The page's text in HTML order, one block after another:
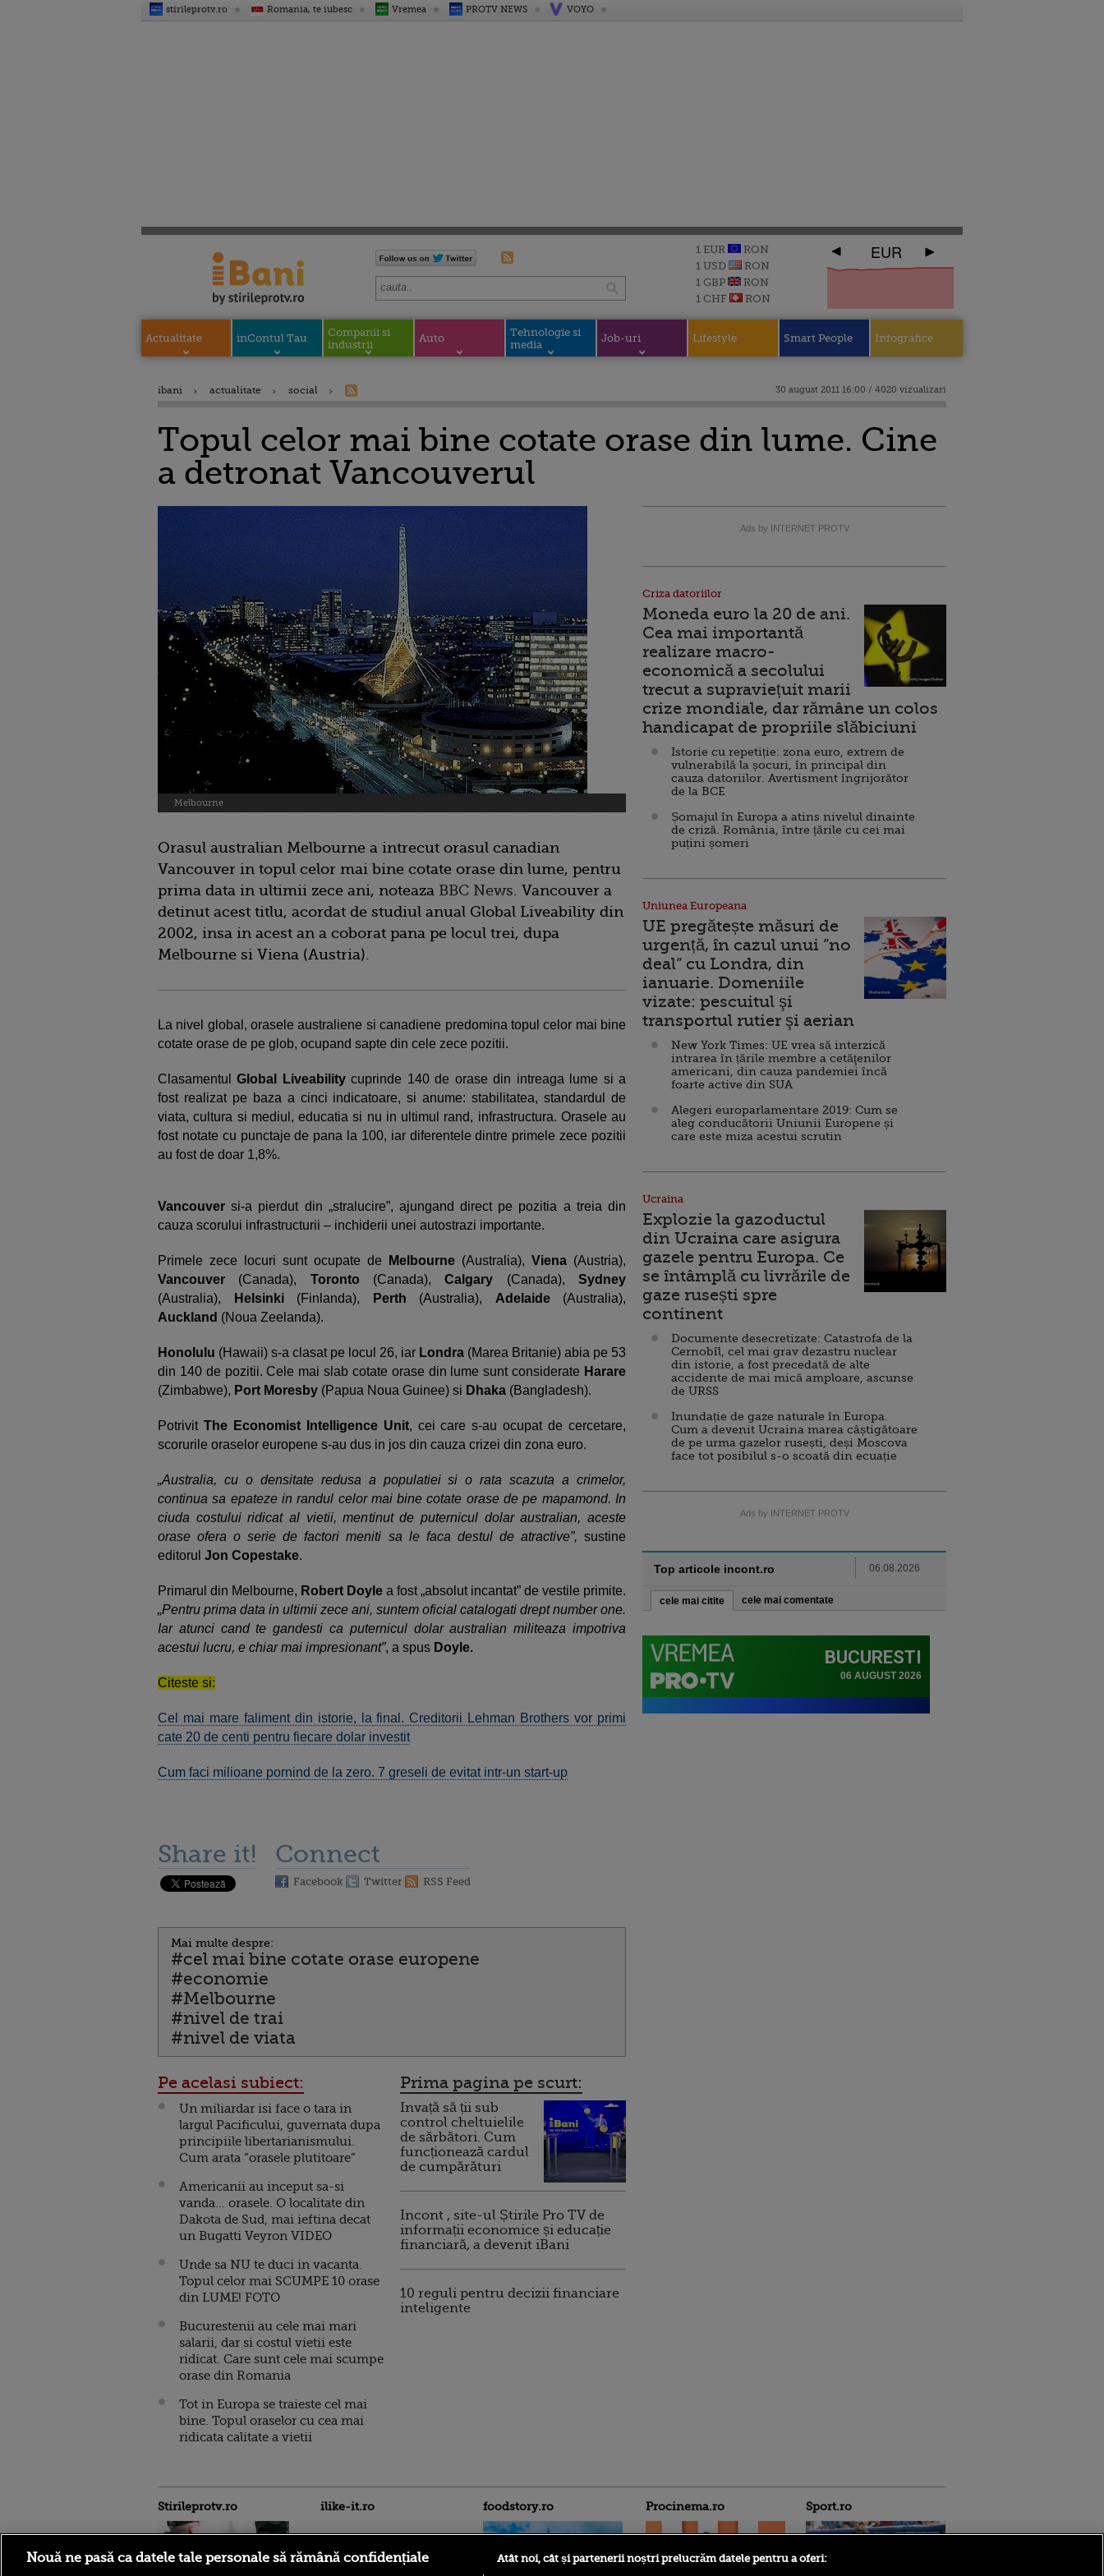
stirileprotv.ro Romania, te iubesc Vremea PROTV NEWS VOYO
1 EUR
RON
1 USD
RON
1 GBP
RON
1 CHF
RON
EUR
Actualitate inContul Tau
Companii si
industrii
Auto
Tehnologie si
media
Job-uri Lifestyle Smart People Infografice
ibani actualitate social 30 august 2011 16:00 / 4020 vizualizari
Topul celor mai bine cotate orase din lume. Cine
a detronat Vancouverul
Melbourne
Orasul australian Melbourne a intrecut orasul canadian
Vancouver in topul celor mai bine cotate orase din lume, pentru
prima data in ultimii zece ani, noteaza BBC News. Vancouver a
detinut acest titlu, acordat de studiul anual Global Liveability din
2002, insa in acest an a coborat pana pe locul trei, dupa
Melbourne si Viena (Austria).
La nivel global, orasele australiene si canadiene predomina topul celor mai bine
cotate orase de pe glob, ocupand sapte din cele zece pozitii.
ClasamentulGlobal Liveabilitycuprinde 140 de orase din intreaga lume si a
fost realizat pe baza a cinci indicatoare, si anume: stabilitatea, standardul de
viata, cultura si mediul, educatia si nu in ultimul rand, infrastructura. Orasele au
fost notate cu punctaje de pana la 100, iar diferentele dintre primele zece pozitii
au fost de doar 1,8%.
Vancouversi-a pierdut din „stralucire”, ajungand direct pe pozitia a treia din
cauza scorului infrastructurii – inchiderii unei autostrazi importante.
Primele zece locuri sunt ocupate de Melbourne (Australia), Viena (Austria),
Vancouver (Canada), Toronto (Canada),Calgary (Canada),Sydney
(Australia), Helsinki (Finlanda), Perth (Australia), Adelaide (Australia),
Auckland (Noua Zeelanda).
Honolulu (Hawaii) s-a clasat pe locul 26, iar Londra (Marea Britanie) abia pe 53
din 140 de pozitii. Cele mai slab cotate orase din lume sunt considerate Harare
(Zimbabwe), Port Moresby (Papua Noua Guinee) si Dhaka (Bangladesh).
PotrivitThe Economist Intelligence Unit, cei care s-au ocupat de cercetare,
scorurile oraselor europene s-au dus in jos din cauza crizei din zona euro.
„Australia, cu o densitate redusa a populatiei si o rata scazuta a crimelor,
continua sa epateze in randul celor mai bine cotate orase de pe mapamond. In
ciuda costului ridicat al vietii, mentinut de puternicul dolar australian, aceste
orase ofera o serie de factori meniti sa le faca destul de atractive”, sustine
editorul Jon Copestake.
Primarul din Melbourne, Robert Doyle a fost „absolut incantat” de vestile primite.
„Pentru prima data in ultimii zece ani, suntem oficial catalogati drept number one.
Iar atunci cand te gandesti ca puternicul dolar australian militeaza impotriva
acestui lucru, e chiar mai impresionant”, a spus Doyle.
Citeste si:
Cel mai mare faliment din istorie, la final. Creditorii Lehman Brothers vor primi
cate 20 de centi pentru fiecare dolar investit
Cum faci milioane pornind de la zero. 7 greseli de evitat intr-un start-up
Share it! Connect
Facebook Twitter RSS Feed
Mai multe despre:
#cel mai bine cotate orase europene
#economie
#Melbourne
#nivel de trai
#nivel de viata
Pe acelasi subiect:
Un miliardar isi face o tara in
largul Pacificului, guvernata dupa
principiile libertarianismului.
Cum arata “orasele plutitoare”
Americanii au inceput sa-si
vanda… orasele. O localitate din
Dakota de Sud, mai ieftina decat
un Bugatti Veyron VIDEO
Unde sa NU te duci in vacanta.
Topul celor mai SCUMPE 10 orase
din LUME! FOTO
Bucurestenii au cele mai mari
salarii, dar si costul vietii este
ridicat. Care sunt cele mai scumpe
orase din Romania
Tot in Europa se traieste cel mai
bine. Topul oraselor cu cea mai
ridicata calitate a vietii
Prima pagina pe scurt:
Invață să ții sub
control cheltuielile
de sărbători. Cum
funcționează cardul
de cumpărături
Incont , site-ul Știrile Pro TV de
informații economice și educație
financiară, a devenit iBani
10 reguli pentru decizii financiare
inteligente
Ads by INTERNET PROTV
Criza datoriilor
Moneda euro la 20 de ani.
Cea mai importantă
realizare macro-
economică a secolului
trecut a supraviețuit marii
crize mondiale, dar rămâne un colos
handicapat de propriile slăbiciuni
Istorie cu repetiție: zona euro, extrem de
vulnerabilă la șocuri, în principal din
cauza datoriilor. Avertisment îngrijorător
de la BCE
Șomajul în Europa a atins nivelul dinainte
de criză. România, între țările cu cei mai
puțini șomeri
Uniunea Europeana
UE pregătește măsuri de
urgență, în cazul unui ”no
deal” cu Londra, din
ianuarie. Domeniile
vizate: pescuitul şi
transportul rutier şi aerian
New York Times: UE vrea să interzică
intrarea în țările membre a cetăţenilor
americani, din cauza pandemiei încă
foarte active din SUA
Alegeri europarlamentare 2019: Cum se
aleg conducătorii Uniunii Europene și
care este miza acestui scrutin
Ucraina
Explozie la gazoductul
din Ucraina care asigura
gazele pentru Europa. Ce
se întâmplă cu livrările de
gaze rusești spre
continent
Documente desecretizate: Catastrofa de la
Cernobîl, cel mai grav dezastru nuclear
din istorie, a fost precedată de alte
accidente de mai mică amploare, ascunse
de URSS
Inundație de gaze naturale în Europa.
Cum a devenit Ucraina marea câștigătoare
de pe urma gazelor rusești, deși Moscova
face tot posibilul s-o scoată din ecuație
Ads by INTERNET PROTV
Top articole incont.ro 06.08.2026
cele mai citite cele mai comentate
Stirileprotv.ro ilike-it.ro foodstory.ro Procinema.ro Sport.ro
Nouă ne pasă ca datele tale personale să rămână confidențiale Atât noi, cât și partenerii noștri prelucrăm datele pentru a oferi: